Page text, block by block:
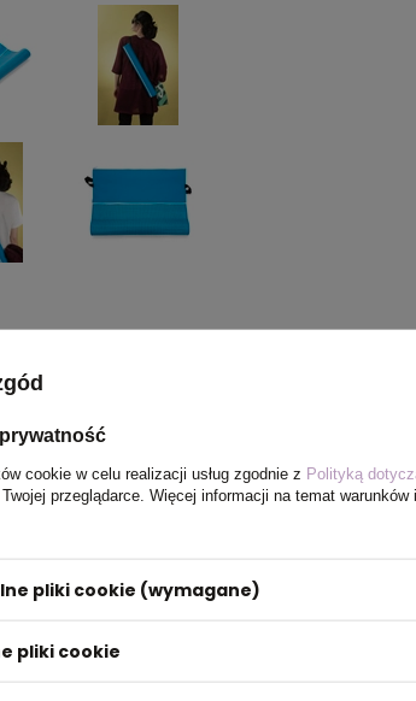
cookie w celu realizacji usług zgodnie z Polityką
przeglądarce. Więcej informacji na temat
pliki cookie (wymagane)
pliki cookie